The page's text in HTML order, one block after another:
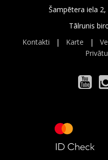
Šampētera iela
Tālrunis
Kontakti | Karte |